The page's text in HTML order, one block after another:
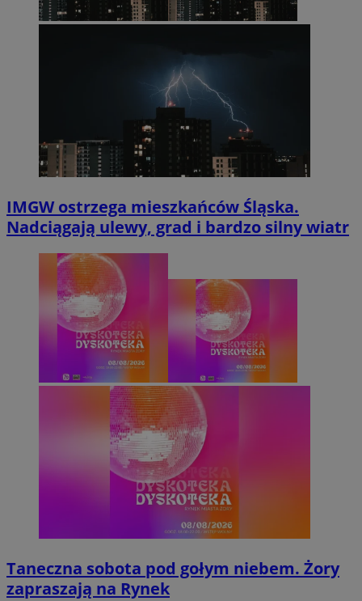
IMGW ostrzega mieszkańców Śląska.
Nadciągają ulewy, grad i bardzo silny wiatr
Taneczna sobota pod gołym niebem. Żory
zapraszają na Rynek